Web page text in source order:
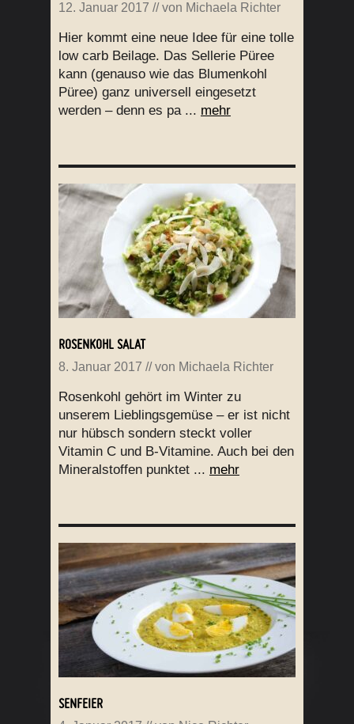
12. Januar 2017 // von Michaela Richter
Hier kommt eine neue Idee für eine tolle
low carb Beilage. Das Sellerie Püree
kann (genauso wie das Blumenkohl
Püree) ganz universell eingesetzt
werden – denn es pa ... mehr
ROSENKOHL SALAT
8. Januar 2017 // von Michaela Richter
Rosenkohl gehört im Winter zu
unserem Lieblingsgemüse – er ist nicht
nur hübsch sondern steckt voller
Vitamin C und B-Vitamine. Auch bei den
Mineralstoffen punktet ... mehr
SENFEIER